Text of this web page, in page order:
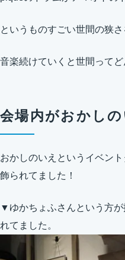
というものすごい世間の狭
音楽続けていくと世間って
会場内がおかし
おかしのいえというイベン
飾られてました！
▼ゆかちょふさんという方
れてました。